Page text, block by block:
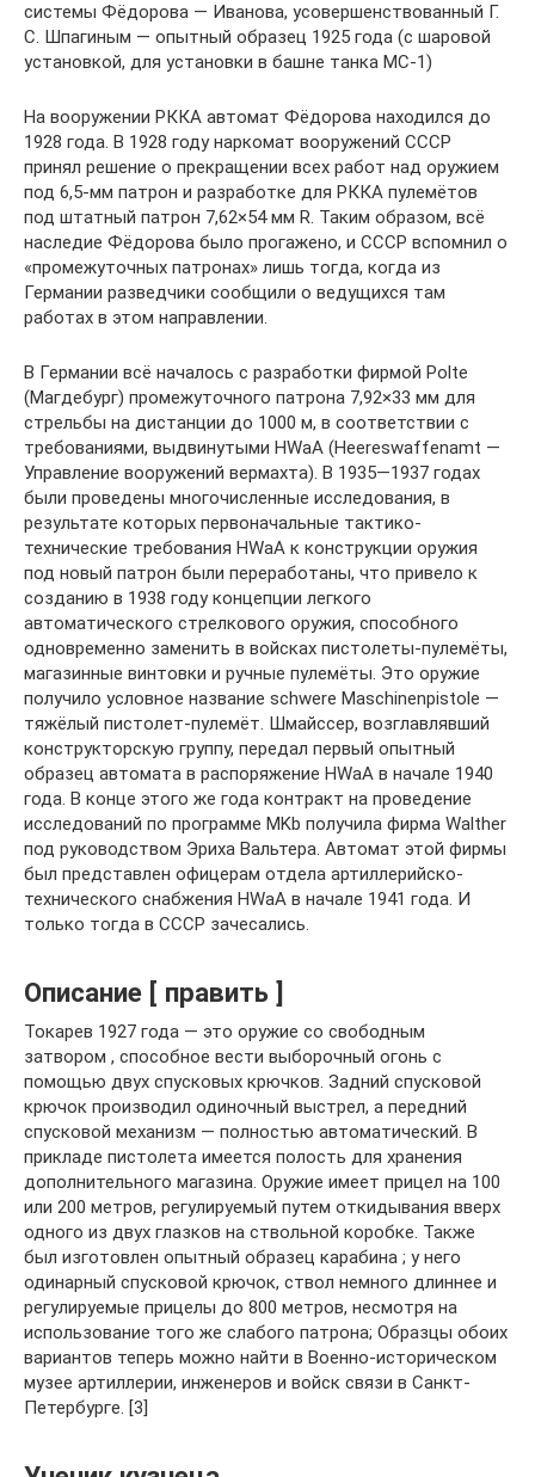
системы Фёдорова — Иванова, усовершенствованный Г.
С. Шпагиным — опытный образец 1925 года (с шаровой
установкой, для установки в башне танка МС-1)
На вооружении РККА автомат Фёдорова находился до
1928 года. В 1928 году наркомат вооружений СССР
принял решение о прекращении всех работ над оружием
под 6,5-мм патрон и разработке для РККА пулемётов
под штатный патрон 7,62×54 мм R. Таким образом, всё
наследие Фёдорова было прогажено, и СССР вспомнил о
«промежуточных патронах» лишь тогда, когда из
Германии разведчики сообщили о ведущихся там
работах в этом направлении.
В Германии всё началось с разработки фирмой Polte
(Магдебург) промежуточного патрона 7,92×33 мм для
стрельбы на дистанции до 1000 м, в соответствии с
требованиями, выдвинутыми HWaA (Heereswaffenamt —
Управление вооружений вермахта). В 1935—1937 годах
были проведены многочисленные исследования, в
результате которых первоначальные тактико-
технические требования HWaA к конструкции оружия
под новый патрон были переработаны, что привело к
созданию в 1938 году концепции легкого
автоматического стрелкового оружия, способного
одновременно заменить в войсках пистолеты-пулемёты,
магазинные винтовки и ручные пулемёты. Это оружие
получило условное название schwere Maschinenpistole —
тяжёлый пистолет-пулемёт. Шмайссер, возглавлявший
конструкторскую группу, передал первый опытный
образец автомата в распоряжение HWaA в начале 1940
года. В конце этого же года контракт на проведение
исследований по программе MKb получила фирма Walther
под руководством Эриха Вальтера. Автомат этой фирмы
был представлен офицерам отдела артиллерийско-
технического снабжения HWaA в начале 1941 года. И
только тогда в СССР зачесались.
Описание [ править ]
Токарев 1927 года — это оружие со свободным
затвором , способное вести выборочный огонь с
помощью двух спусковых крючков. Задний спусковой
крючок производил одиночный выстрел, а передний
спусковой механизм — полностью автоматический. В
прикладе пистолета имеется полость для хранения
дополнительного магазина. Оружие имеет прицел на 100
или 200 метров, регулируемый путем откидывания вверх
одного из двух глазков на ствольной коробке. Также
был изготовлен опытный образец карабина ; у него
одинарный спусковой крючок, ствол немного длиннее и
регулируемые прицелы до 800 метров, несмотря на
использование того же слабого патрона; Образцы обоих
вариантов теперь можно найти в Военно-историческом
музее артиллерии, инженеров и войск связи в Санкт-
Петербурге. [3]